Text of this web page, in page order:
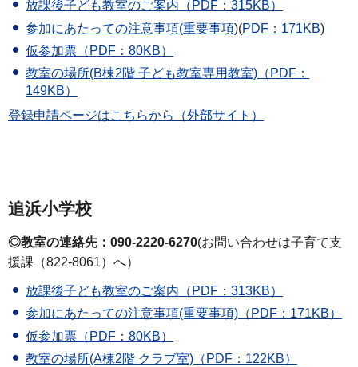
放課後子ども教室のご案内（PDF：315KB）
参加にあたっての注意事項(重要事項)(PDF：171KB)
仮参加票（PDF：80KB）
教室の場所(B棟2階 子ども教室専用教室)（PDF：
149KB）
登録申請ページはこちらから（外部サイト）
追浜小学校
◎教室の連絡先：090-2220-6270(お問い合わせは子育て支
援課（822-8061）へ）
放課後子ども教室のご案内（PDF：313KB）
参加にあたっての注意事項(重要事項)（PDF：171KB）
仮参加票（PDF：80KB）
教室の場所(A棟2階 クラブ室)（PDF：122KB）